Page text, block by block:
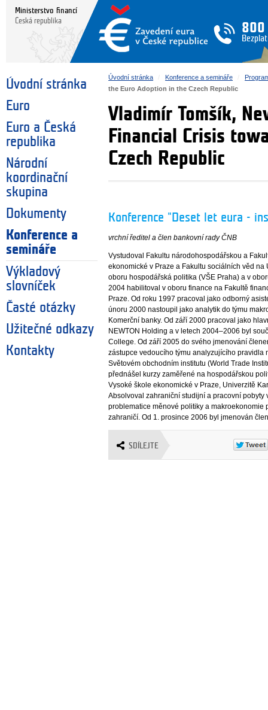
Ministerstvo financí
Česká republika
800
Úvodní stránka
Euro
Euro a Česká
republika
Národní
koordinační
skupina
Dokumenty
Konference a
semináře
Výkladový
slovníček
Časté otázky
Užitečné odkazy
Kontakty
Úvodní stránka Konference a semináře
the Euro Adoption in the Czech Republic
Vladimír Tomšík,
Financial Crisis
Czech Republic
Konference "Deset let eura -
vrchní ředitel a člen bankovní rady ČNB
Vystudoval Fakultu národohospodářskou a
ekonomické v Praze a Fakultu sociálních věd
oboru hospodářská politika (VŠE Praha) a v
2004 habilitoval v oboru finance na Fakultě
Praze. Od roku 1997 pracoval jako odborný
únoru 2000 nastoupil jako analytik do týmu
Komerční banky. Od září 2000 pracoval jako
NEWTON Holding a v letech 2004–2006 byl
College. Od září 2005 do svého jmenování
zástupce vedoucího týmu analyzujícího
Světovém obchodním institutu (World Trade
přednášel kurzy zaměřené na hospodářskou
Vysoké škole ekonomické v Praze, Univerzitě
Absolvoval zahraniční studijní a pracovní pobyty
problematice měnové politiky a
zahraničí. Od 1. prosince 2006 byl jmenován
SDÍLEJTE